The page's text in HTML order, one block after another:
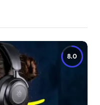
8.0